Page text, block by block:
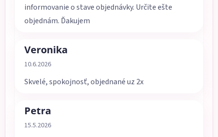
informovanie o stave objednávky. Určite ešte
objednám. Ďakujem
Veronika
Hodnotenie obchodu je 5 z 5 hviezdičiek.
10.6.2026
Skvelé, spokojnosť, objednané uz 2x
Petra
Hodnotenie obchodu je 5 z 5 hviezdičiek.
15.5.2026